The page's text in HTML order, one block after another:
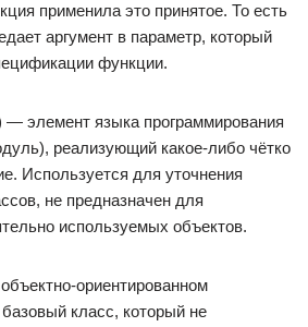
применила это принятое. То есть
аргумент в параметр, который
функции.
— элемент языка программирования
реализующий какое-либо чётко
Используется для уточнения
не предназначен для
используемых объектов.
ориентированном
класс, который не